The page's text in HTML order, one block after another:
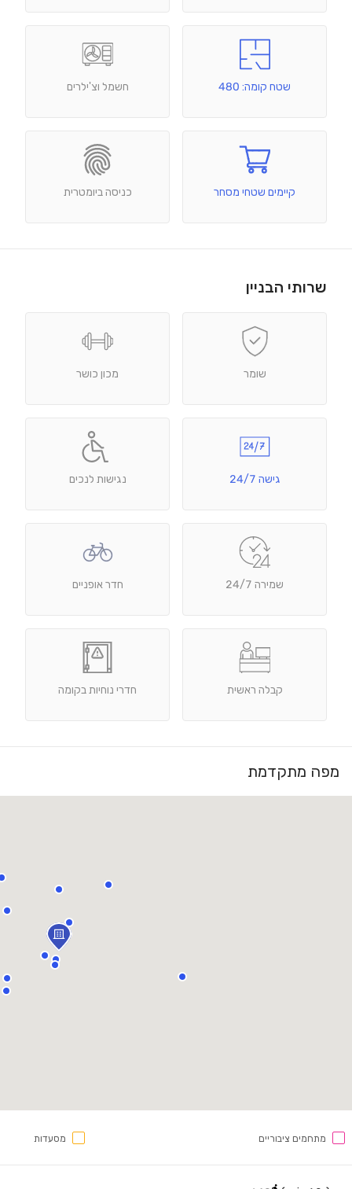
שטח קומה: 480 חשמל וצ'ילרים
קיימים שטחי מסחר כניסה ביומטרית
שרותי הבניין
שומר מכון כושר
גישה 24/7 נגישות לנכים
שמירה 24/7 חדר אופניים
קבלה ראשית חדרי נוחיות בקומה
מפה מתקדמת
מתחמים ציבוריים מסעדות